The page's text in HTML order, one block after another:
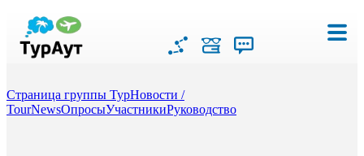
Страница группы ТурНовости /
TourNewsОпросыУчастникиРуководство